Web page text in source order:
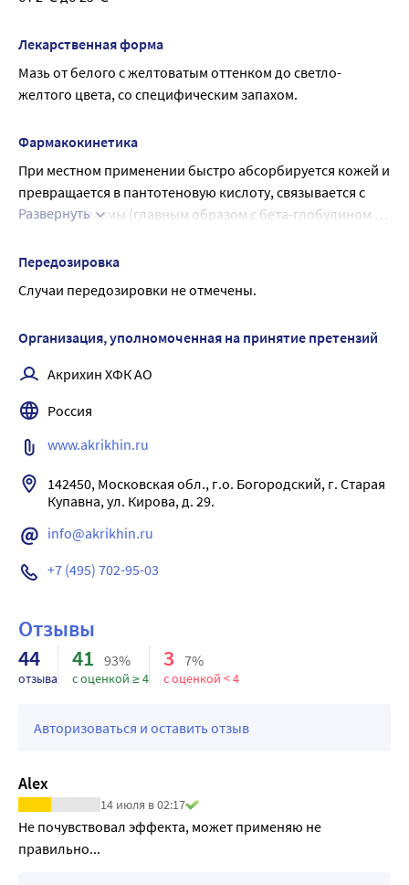
регенерацию кожи, слизистых оболочек, нормализует
прочность коллагеновых волокон. Оказывает
регенерирующее, метаболическое и слабое
противовоспалительное действие.
Лекарственная форма
Мазь от белого с желтоватым оттенком до светло-
желтого цвета, со специфическим запахом.
Фармакокинетика
При местном применении быстро абсорбируется кожей и
превращается в пантотеновую кислоту, связывается с
белками плазмы (главным образом с бета-глобулином и
сыворотке крови - 100 мкг/л. Пантотеновая кислота не
включения в Ко-А), выводится в неизмененном виде.
Развернуть
Передозировка
Случаи передозировки не отмечены.
Организация, уполномоченная на принятие претензий
Акрихин ХФК АО
Россия
www.akrikhin.ru
142450, Московская обл., г.о. Богородский, г. Старая
Купавна, ул. Кирова, д. 29.
info@akrikhin.ru
+7 (495) 702-95-03
Отзывы
44
отзыва
41 93%
с оценкой ≥ 4
3 7%
с оценкой < 4
Авторизоваться и оставить отзыв
Alex
14 июля в 02:17
Не почувствовал эффекта, может применяю не
правильно...